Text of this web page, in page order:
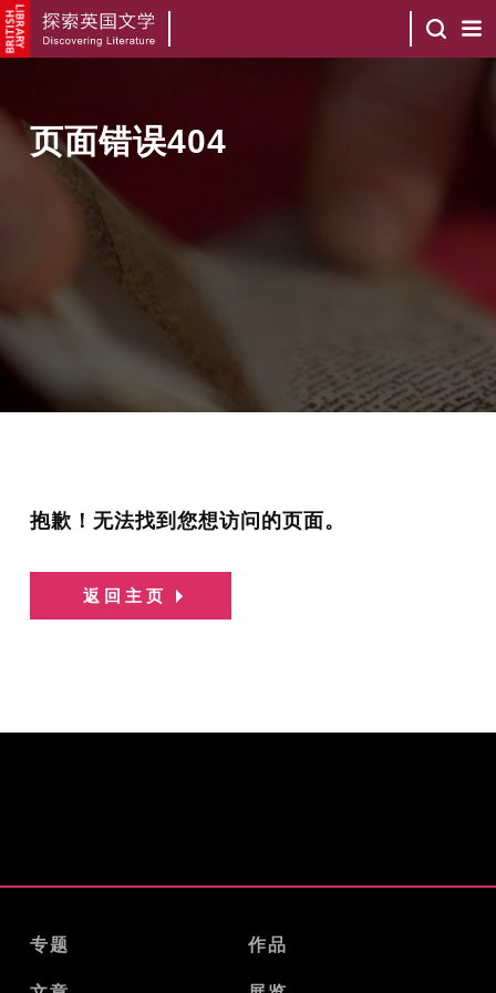
页面错误404
抱歉！无法找到您想访问的页面。
返回主页
专题 作品